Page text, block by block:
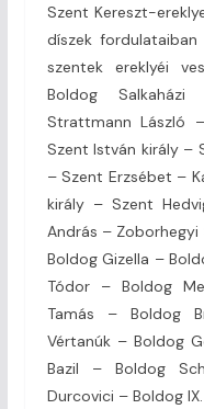
Szent Kereszt-
díszek fordulataiban
szentek ereklyéi
Boldog
Strattmann László
Szent István király –
– Szent Erzsébet –
király – Szent
András –
Boldog Gizella –
Tódor – Boldog
Tamás – Boldog
Vértanúk – Boldog
Bazil – Boldog
Durcovici – Boldog